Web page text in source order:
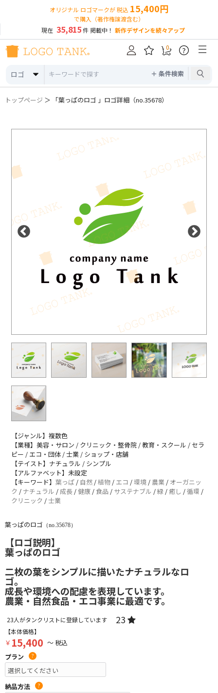
オリジナル ロゴマークが 税込 15,400円
で購入（著作権譲渡含む）
現在 35,815件 掲載中！ 新作デザインを続々アップ
ロゴ ＋ 条件検索
0 ?
トップページ ＞ 「葉っぱのロゴ 」ロゴ詳細（no.35678）
【ジャンル】複数色
【業種】美容・サロン / クリニック・整骨院 / 教育・スクール / セラ
ピー / エコ・団体 / 士業 / ショップ・店舗
【テイスト】ナチュラル / シンプル
【アルファベット】未設定
【キーワード】 葉っぱ / 自然 /植物 / エコ /環境 / 農業 / オーガニッ
ク / ナチュラル / 成長 /健康 /食品 / サステナブル /緑 /癒し /循環 /
クリニック /士業
葉っぱのロゴ （no.35678）
【ロゴ説明】
葉っぱのロゴ
二枚の葉をシンプルに描いたナチュラルなロ
ゴ。
成長や環境への配慮を表現しています。
農業・自然食品・エコ事業に最適です。
23人がタンクリストに登録しています 23
【本体価格】
￥ 15,400 ～ 税込
プラン
?
納品方法 ?